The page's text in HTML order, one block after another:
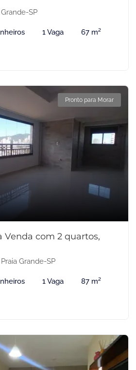
SP
1 Vaga 67 m²
Pronto para Morar
com 2 quartos,
Grande-SP
1 Vaga 87 m²